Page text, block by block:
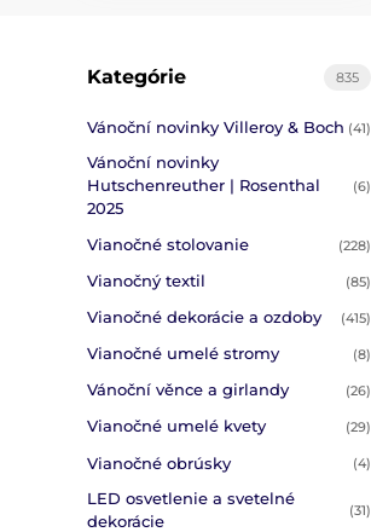
835
Kategórie
Vánoční novinky Villeroy & Boch (41)
Vánoční novinky
Hutschenreuther | Rosenthal
2025
(6)
Vianočné stolovanie (228)
Vianočný textil (85)
Vianočné dekorácie a ozdoby (415)
Vianočné umelé stromy (8)
Vánoční věnce a girlandy (26)
Vianočné umelé kvety (29)
Vianočné obrúsky (4)
LED osvetlenie a svetelné
dekorácie
(31)